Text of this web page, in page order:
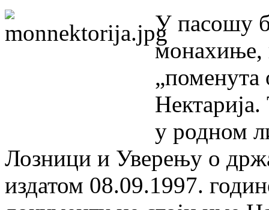
У пасошу
монахиње,
„поменута
у родном
Лозници и Уверењу о
издатом 08.09.1997.